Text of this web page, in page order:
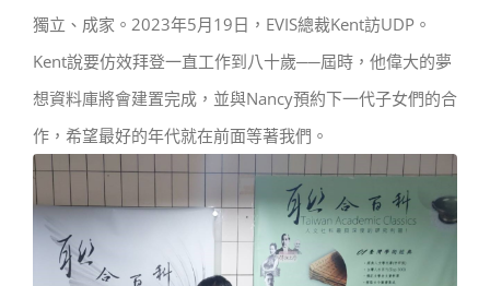
獨立、成家。2023年5月19日，EVIS總裁Kent訪UDP。
Kent說要仿效拜登一直工作到八十歲──屆時，他偉大的夢
想資料庫將會建置完成，並與Nancy預約下一代子女們的合
作，希望最好的年代就在前面等著我們。